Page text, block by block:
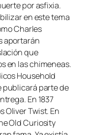
por asfixia.
en este tema
Charles
aportarán
que
en las chimeneas.
Household
publicará parte de
En 1837
Oliver Twist. En
Old Curiosity